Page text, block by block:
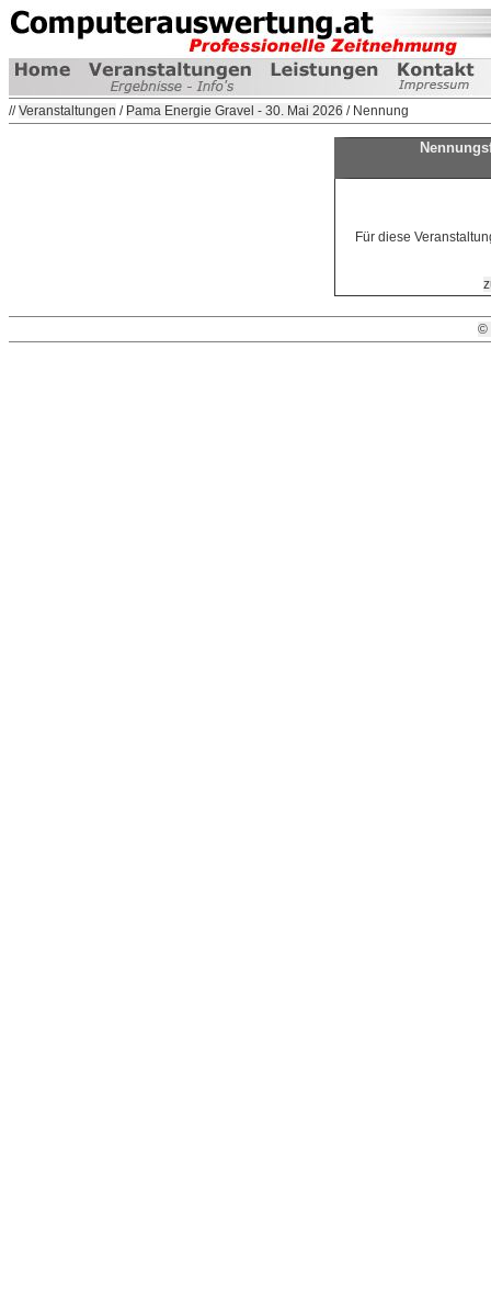
//Veranstaltungen / Pama Energie Gravel - 30. Mai 2026 / Nennung
Für diese
©